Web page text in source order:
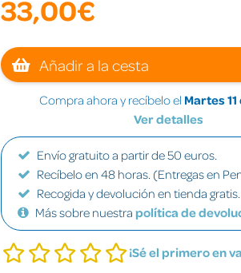
33,00€
Añadir a la cesta
Compra ahora y recíbelo el Martes
Ver detalles
Envío gratuito a partir de 50 euros.
Recíbelo en 48 horas. (Entregas en
Recogida y devolución en tienda gratis.
Más sobre nuestra política de
¡Sé el primero en